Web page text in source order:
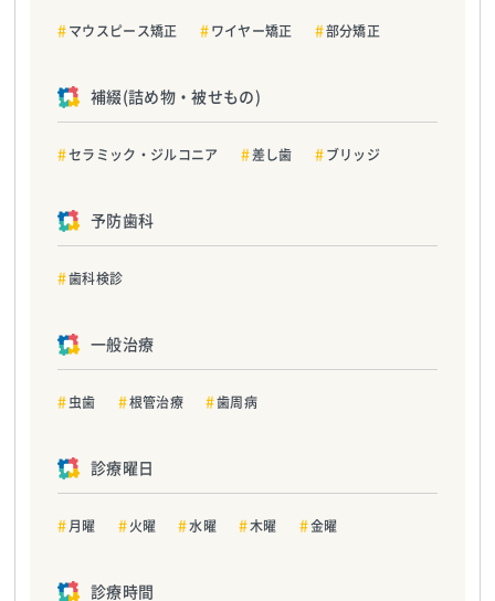
マウスピース矯正 ワイヤー矯正 部分矯正
補綴(詰め物・被せもの)
セラミック・ジルコニア 差し歯 ブリッジ
予防歯科
歯科検診
一般治療
虫歯 根管治療 歯周病
診療曜日
月曜 火曜 水曜 木曜 金曜
診療時間